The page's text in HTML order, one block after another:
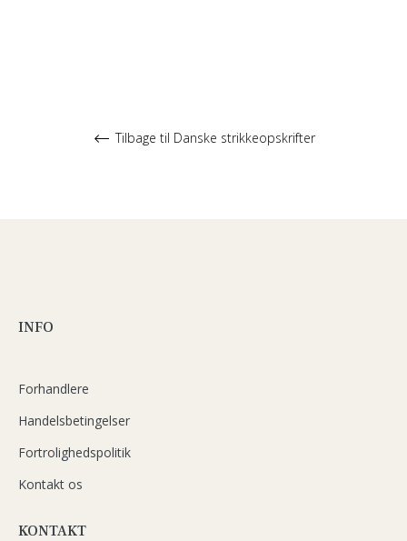
Tilbage til Danske strikkeopskrifter
INFO
Forhandlere
Handelsbetingelser
Fortrolighedspolitik
Kontakt os
KONTAKT